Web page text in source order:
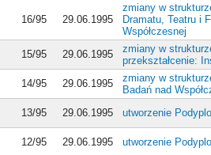
16/95 29.06.1995
zmiany w
Dramatu, Teatru i
Współczesnej
15/95 29.06.1995
zmiany w
przekształcenie:
14/95 29.06.1995
zmiany w
Badań nad
13/95 29.06.1995
utworzenie
12/95 29.06.1995
utworzenie